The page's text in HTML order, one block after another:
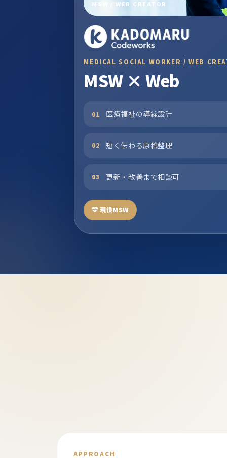
MSW / WEB CREATOR
MEDICAL SOCIAL WORKER / WEB
MSW × Web
01 医療福祉の導線設計
02 短く伝わる原稿整理
03 更新・改善まで相談可
現役MSW
APPROACH